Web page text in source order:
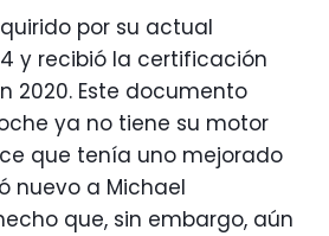
por su actual
y recibió la certificación
2020. Este documento
ya no tiene su motor
que tenía uno mejorado
nuevo a Michael
que, sin embargo, aún